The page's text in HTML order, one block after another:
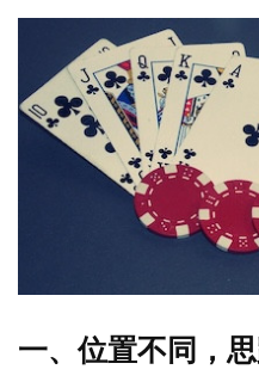
一、位置不同，